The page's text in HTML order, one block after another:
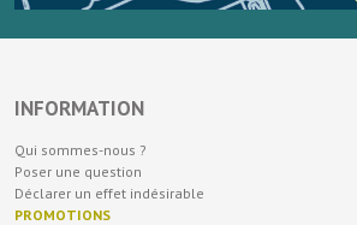
INFORMATION
Qui sommes-nous ?
Poser une question
Déclarer un effet indésirable
PROMOTIONS